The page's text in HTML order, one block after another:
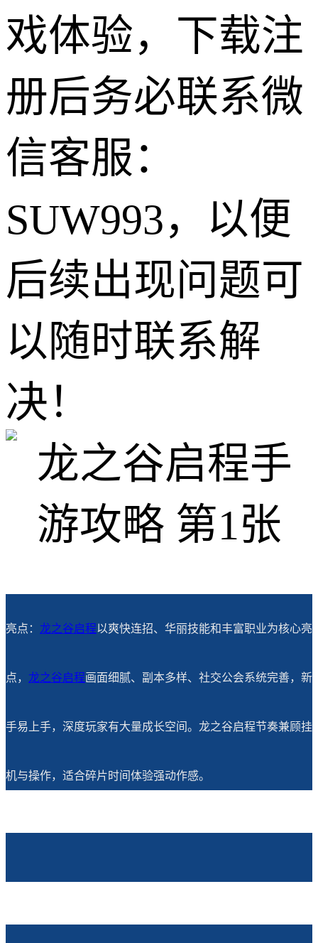
戏体验，下载注
册后务必联系微
信客服：
SUW993，以便
后续出现问题可
以随时联系解
决！
亮点： 龙之谷启程以爽快连招、华丽技能和丰富职业为核心亮
点， 龙之谷启程画面细腻、副本多样、社交公会系统完善，新
手易上手，深度玩家有大量成长空间。龙之谷启程节奏兼顾挂
机与操作，适合碎片时间体验强动作感。